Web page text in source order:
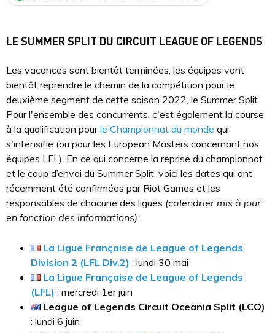
LE SUMMER SPLIT DU CIRCUIT LEAGUE OF LEGENDS
Les vacances sont bientôt terminées, les équipes vont
bientôt reprendre le chemin de la compétition pour le
deuxième segment de cette saison 2022, le Summer Split.
Pour l'ensemble des concurrents, c'est également la course
à la qualification pourle Championnat du monde qui
s'intensifie (ou pour les European Masters concernant nos
équipes LFL). En ce qui concerne la reprise du championnat
et le coup d’envoi du Summer Split, voici les dates qui ont
récemment été confirmées par Riot Games et les
responsables de chacune des ligues (calendrier mis à jour
en fonction des informations) :
La Ligue Française de League of Legends
Division 2 (LFL Div.2) : lundi 30 mai
La Ligue Française de League of Legends
(LFL) : mercredi 1er juin
League of Legends Circuit Oceania Split (LCO)
: lundi 6 juin